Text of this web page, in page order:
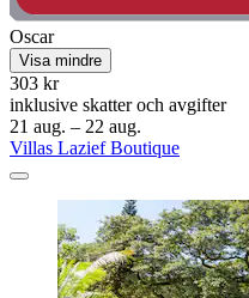
Oscar
Visa mindre
303 kr
inklusive skatter och avgifter
21 aug. – 22 aug.
Villas Lazief Boutique